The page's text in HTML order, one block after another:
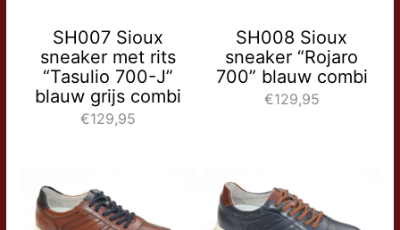
SH007 Sioux
sneaker met rits
“Tasulio 700-J”
blauw grijs combi
€129,95
SH008 Sioux
sneaker “Rojaro
700” blauw combi
€129,95